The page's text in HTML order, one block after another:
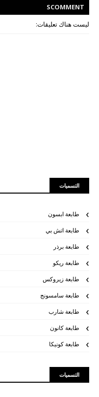
COMMENT
S
ليست هناك تعليقات:
التسميات
طابعة ابسون
طابعة اتش بي
طابعة برذر
طابعة ريكو
طابعة زيروكس
طابعة سامسونج
طابعة شارب
طابعة كانون
طابعة كونيكا
التسميات